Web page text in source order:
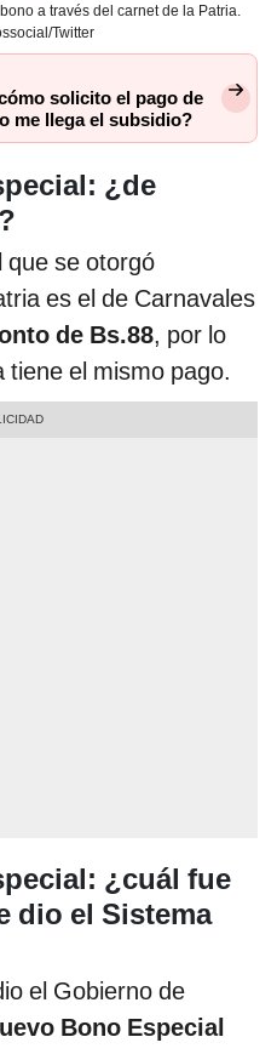
a través del carnet de la Patria.
Twitter
solicito el pago de
me llega el subsidio?
¿de
que se otorgó
es el de Carnavales
de Bs.88, por lo
el mismo pago.
¿cuál fue
dio el Sistema
el Gobierno de
Bono Especial